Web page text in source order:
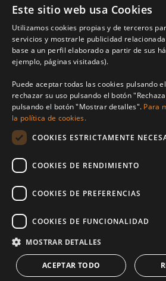
208-01964P
dormitorios
6
baños
7
631m²
Galería CEE
Imprimir PDF
Este sitio web usa Cookies
Utilizamos cookies propias y de terceros
servicios y mostrarle publicidad
base a un perfil elaborado a partir de sus
ejemplo, páginas visitadas).
Puede aceptar todas las cookies pulsando
rechazar su uso pulsando el botón
pulsando el botón "Mostrar detalles". Para
la política de cookies.
COOKIES ESTRICTAMENTE
COOKIES DE RENDIMIENTO
COOKIES DE PREFERENCIAS
COOKIES DE FUNCIONALIDAD
MOSTRAR DETALLES
ACEPTAR TODO